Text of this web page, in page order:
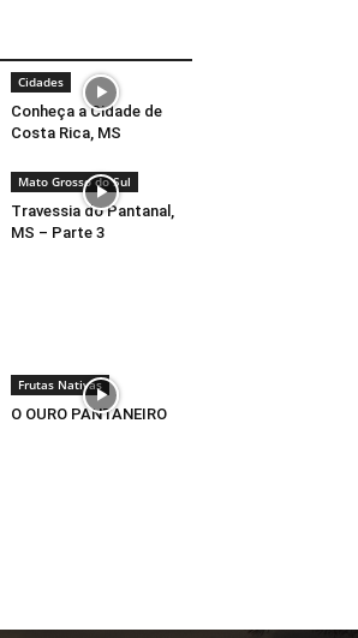
Cidades
Conheça a Cidade de
Costa Rica, MS
Mato Grosso do Sul
Travessia do Pantanal,
MS – Parte 3
Frutas Nativas
O OURO PANTANEIRO